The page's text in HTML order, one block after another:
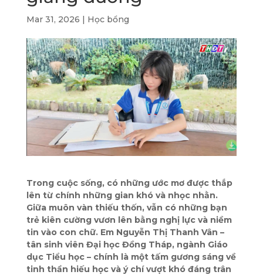
Mar 31, 2026 | Học bổng
Trong cuộc sống, có những ước mơ được thắp
lên từ chính những gian khó và nhọc nhằn.
Giữa muôn vàn thiếu thốn, vẫn có những bạn
trẻ kiên cường vươn lên bằng nghị lực và niềm
tin vào con chữ. Em Nguyễn Thị Thanh Vân –
tân sinh viên Đại học Đồng Tháp, ngành Giáo
dục Tiểu học– chính là một tấm gương sáng về
tinh thần hiếu học và ý chí vượt khó đáng trân